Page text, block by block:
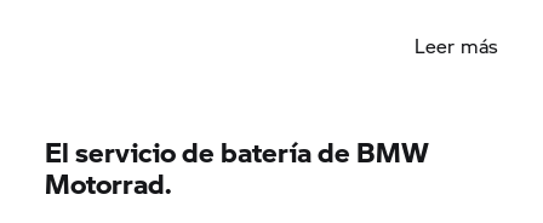
Leer más
El servicio de batería de BMW
Motorrad.